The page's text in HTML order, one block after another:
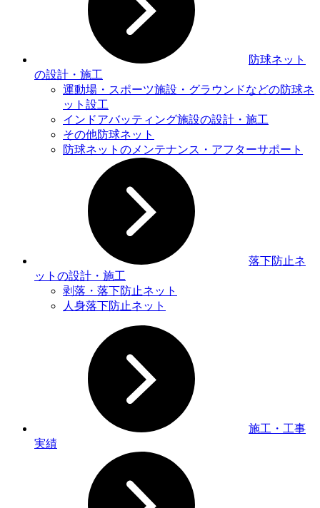
防球ネット
の設計・施工
運動場・スポーツ施設・グラウンドなどの防球ネ
ット設⼯
インドアバッティング施設の設計・施工
その他防球ネット
防球ネットのメンテナンス・アフターサポート
落下防止ネ
ットの設計・施工
剥落・落下防止ネット
人身落下防止ネット
施工・工事
実績